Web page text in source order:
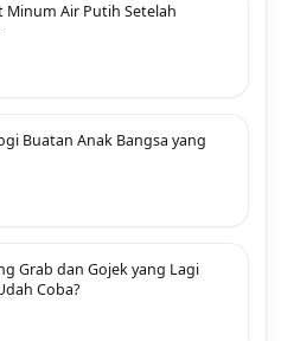
Minum Air Putih Setelah
Buatan Anak Bangsa yang
Grab dan Gojek yang Lagi
Coba?